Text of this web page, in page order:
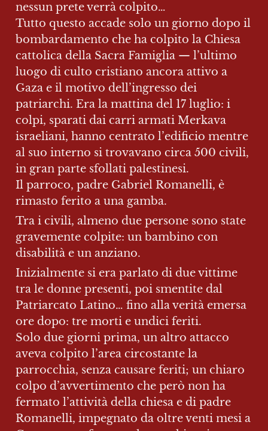
nessun prete verrà colpito…
Tutto questo accade solo un giorno dopo il
bombardamento che ha colpito la Chiesa
cattolica della Sacra Famiglia — l’ultimo
luogo di culto cristiano ancora attivo a
Gaza e il motivo dell’ingresso dei
patriarchi. Era la mattina del 17 luglio: i
colpi, sparati dai carri armati Merkava
israeliani, hanno centrato l’edificio mentre
al suo interno si trovavano circa 500 civili,
in gran parte sfollati palestinesi.
Il parroco, padre Gabriel Romanelli, è
rimasto ferito a una gamba.
Tra i civili, almeno due persone sono state
gravemente colpite: un bambino con
disabilità e un anziano.
Inizialmente si era parlato di due vittime
tra le donne presenti, poi smentite dal
Patriarcato Latino… fino alla verità emersa
ore dopo: tre morti e undici feriti.
Solo due giorni prima, un altro attacco
aveva colpito l’area circostante la
parrocchia, senza causare feriti; un chiaro
colpo d’avvertimento che però non ha
fermato l’attività della chiesa e di padre
Romanelli, impegnato da oltre venti mesi a